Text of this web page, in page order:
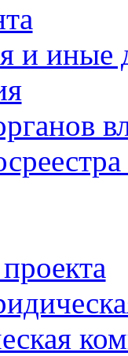
и иные